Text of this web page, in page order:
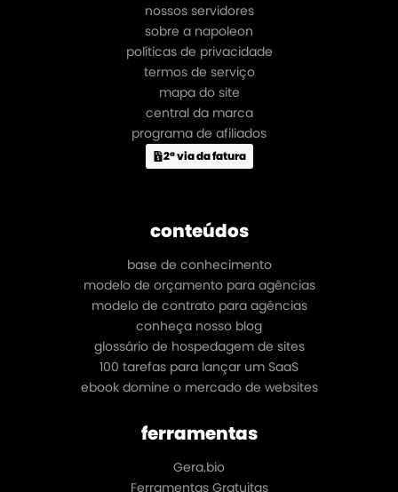
nossos servidores
sobre a napoleon
políticas de privacidade
termos de serviço
mapa do site
central da marca
programa de afiliados
2ª via da fatura
conteúdos
base de conhecimento
modelo de orçamento para agências
modelo de contrato para agências
conheça nosso blog
glossário de hospedagem de sites
100 tarefas para lançar um SaaS
ebook domine o mercado de websites
ferramentas
Gera.bio
Ferramentas Gratuitas